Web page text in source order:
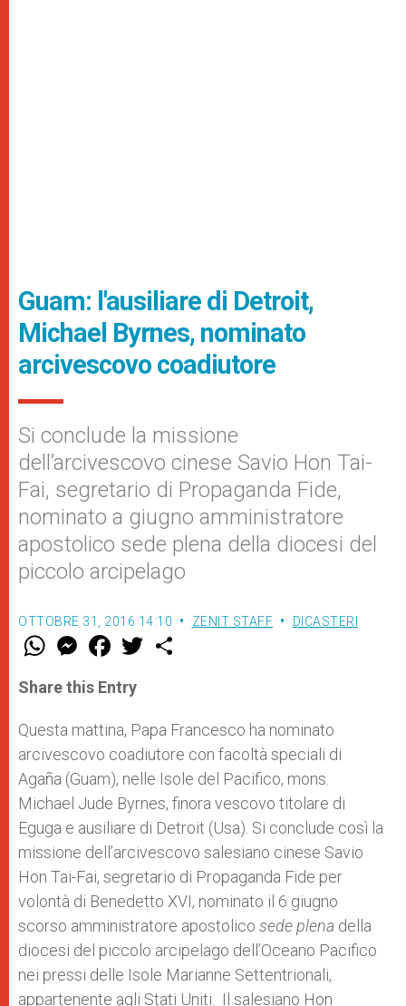
Guam: l'ausiliare di Detroit,
Michael Byrnes, nominato
arcivescovo coadiutore
Si conclude la missione
dell’arcivescovo cinese Savio Hon Tai-
Fai, segretario di Propaganda Fide,
nominato a giugno amministratore
apostolico sede plena della diocesi del
piccolo arcipelago
OTTOBRE 31, 2016 14:10 ZENIT STAFF DICASTERI
W
t
s
p
p
M
e
s
e
g
e
r
F
a
e
b
o
k
w
r
Share this Entry
Questa mattina, Papa Francesco ha nominato
arcivescovo coadiutore con facoltà speciali di
Agaña (Guam), nelle Isole del Pacifico, mons.
Michael Jude Byrnes, finora vescovo titolare di
Eguga e ausiliare di Detroit (Usa). Si conclude così la
missione dell’arcivescovo salesiano cinese Savio
Hon Tai-Fai, segretario di Propaganda Fide per
volontà di Benedetto XVI, nominato il 6 giugno
scorso amministratore apostolico sede plena della
diocesi del piccolo arcipelago dell’Oceano Pacifico
nei pressi delle Isole Marianne Settentrionali,
appartenente agli Stati Uniti. Il salesiano Hon